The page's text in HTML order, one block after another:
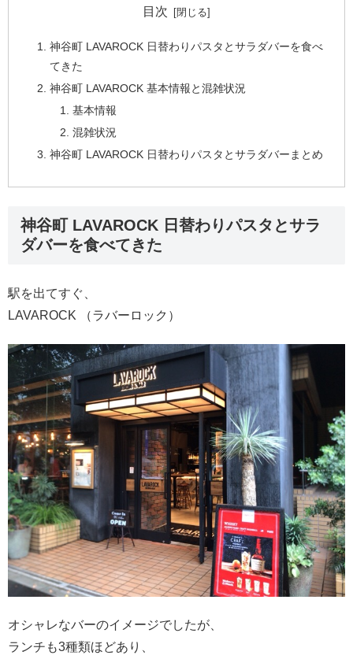
目次
神谷町 LAVAROCK 日替わりパスタとサラダバーを食べ
てきた
神谷町 LAVAROCK 基本情報と混雑状況
基本情報
混雑状況
神谷町 LAVAROCK 日替わりパスタとサラダバーまとめ
神谷町 LAVAROCK 日替わりパスタとサラ
ダバーを食べてきた
駅を出てすぐ、
LAVAROCK （ラバーロック）
オシャレなバーのイメージでしたが、
ランチも3種類ほどあり、